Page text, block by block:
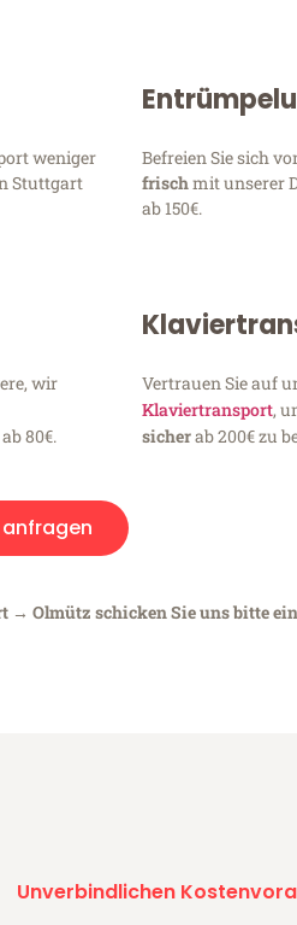
weniger
Stuttgart
Befreien Sie sich
frischmit unserer
ab 150€.
wir
80€.
Vertrauen Sie auf
Klaviertransport,
sicherab 200€ zu
anfragen
→ Olmütz schicken Sie uns bitte
Unverbindlichen